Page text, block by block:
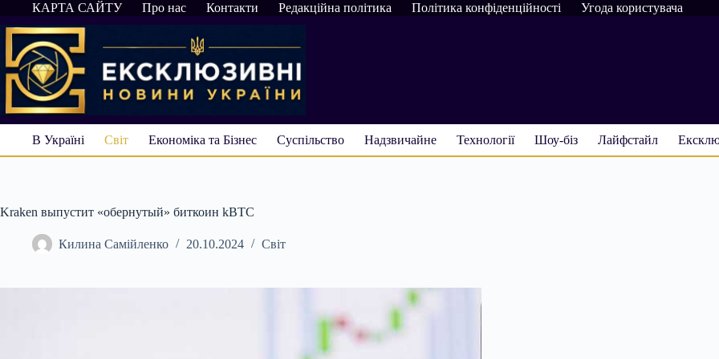
Перейти
до
вмісту
КАРТА САЙТУ Про нас Контакти Редакційна політика Політика конфіденційності Угода користувача
В Україні Світ Економіка та Бізнес Суспільство Надзвичайне Технології Шоу-біз Лайфстайл
Kraken выпустит «обернутый» биткоин kBTC
Килина Самійленко 20.10.2024 Світ